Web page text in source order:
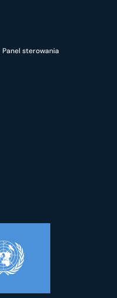
Panel sterowania